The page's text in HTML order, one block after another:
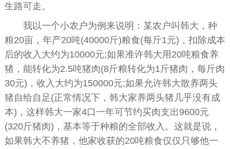
生路可走。
我以一个小农户为例来说明：某农户叫韩大，种
粮20亩，年产20吨(40000斤)粮食(每斤1元)，扣除成本
后的收入大约为10000元;如果准许韩大用20吨粮食养
猪，能转化为2.5吨猪肉(8斤粮转化为1斤猪肉，每斤肉
30元)，收入大约为150000元;如果允许韩大散养两头
猪自给自足(正常情况下，韩大家养两头猪几乎没有成
本)，这样韩大一家4口一年可节约买肉支出9600元
(320斤猪肉)，基本等于种粮的全部收入。这就是说，
如果韩大不养猪，他家收获的20吨粮食仅仅只够他一